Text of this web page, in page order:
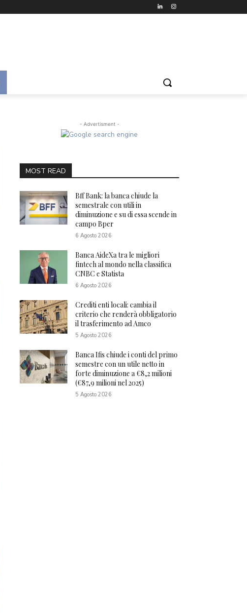
- Advertisment -
MOST READ
Bff Bank: la banca chiude la
semestrale con utili in
diminuzione e su di essa scende in
campo Bper
6 Agosto 2026
Banca AideXa tra le migliori
fintech al mondo nella classifica
CNBC e Statista
6 Agosto 2026
Crediti enti locali: cambia il
criterio che renderà obbligatorio
il trasferimento ad Amco
5 Agosto 2026
Banca Ifis chiude i conti del primo
semestre con un utile netto in
forte diminuzione a €8,2 milioni
(€87,9 milioni nel 2025)
5 Agosto 2026